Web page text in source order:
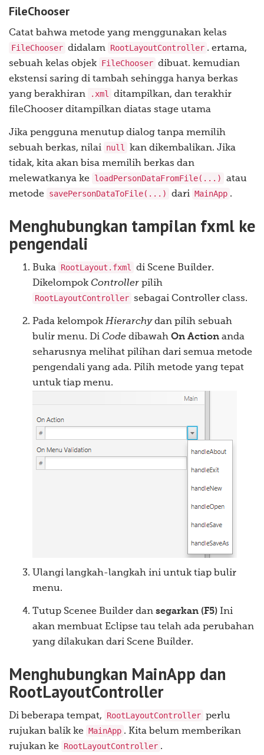
public class
// Reference to the main application
/**
* Is called by the main application to give a
     *
     */
public void setMainApp(MainApp mainApp) {
this.mainApp = mainApp;
/**
     */
@FXML
private void handleNew
        mainApp
.getPersonData ().clear();
        mainApp
. setPersonFilePath
/**
* Opens a FileChooser to let the user select an
     */
@FXML
private void handleOpen() {
FileChooser fileChooser
FileChooser
"*.xml"
        fileChooser
// Show save file dialog
showOpenDialog
loadPersonDataFromFile(file
/**
* Saves the file to the person file that is
     */
@FXML
private void handleSave() {
if
personFile null )
            mainApp
.savePersonDataToFile (personFile
} else
{
}
}
FileChooser
Catat bahwa metode yang menggunakan kelas
FileChooser didalam RootLayoutController . ertama,
sebuah kelas objek FileChooser dibuat. kemudian
ekstensi saring di tambah sehingga hanya berkas
yang berakhiran
.xml ditampilkan, dan terakhir
fileChooser ditampilkan diatas stage utama
Jika pengguna menutup dialog tanpa memilih
sebuah berkas, nilai null kan dikembalikan. Jika
tidak, kita akan bisa memilih berkas dan
melewatkanya ke loadPersonDataFromFile(...)
atau
metode savePersonDataToFile(...) dari MainApp .
Menghubungkan tampilan fxml ke
pengendali
Buka RootLayout.fxml di Scene Builder.
Dikelompok Controller pilih
RootLayoutController sebagai Controller class.
Pada kelompok Hierarchydan pilih sebuah
bulir menu. Di Code dibawah On Action anda
seharusnya melihat pilihan dari semua metode
pengendali yang ada. Pilih metode yang tepat
untuk tiap menu.
Ulangi langkah-langkah ini untuk tiap bulir
menu.
Tutup Scenee Builder dan segarkan (F5) Ini
akan membuat Eclipse tau telah ada perubahan
yang dilakukan dari Scene Builder.
Menghubungkan MainApp dan
RootLayoutController
Di beberapa tempat, RootLayoutController perlu
rujukan balik ke MainApp . Kita belum memberikan
rujukan ke RootLayoutController .